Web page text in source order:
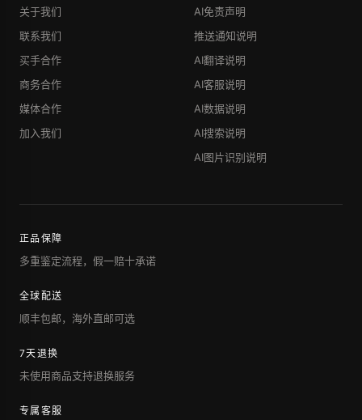
关于我们
联系我们
买手合作
商务合作
媒体合作
加入我们
AI免责声明
推送通知说明
AI翻译说明
AI客服说明
AI数据说明
AI搜索说明
AI图片识别说明
正品保障
多重鉴定流程，假一赔十承诺
全球配送
顺丰包邮，海外直邮可选
7天退换
未使用商品支持退换服务
专属客服